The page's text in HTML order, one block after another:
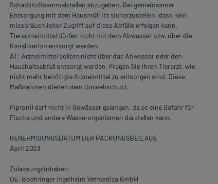
Schadstoffsammelstellen abzugeben. Bei gemeinsamer
Entsorgung mit dem Hausmüll ist sicherzustellen, dass kein
missbräuchlicher Zugriff auf diese Abfälle erfolgen kann.
Tierarzneimittel dürfen nicht mit dem Abwasser bzw. über die
Kanalisation entsorgt werden.
AT: Arzneimittel sollten nicht über das Abwasser oder den
Haushaltsabfall entsorgt werden. Fragen Sie Ihren Tierarzt, wie
nicht mehr benötigte Arzneimittel zu entsorgen sind. Diese
Maßnahmen dienen dem Umweltschutz.
Fipronil darf nicht in Gewässer gelangen, da es eine Gefahr für
Fische und andere Wasserorganismen darstellen kann.
GENEHMIGUNGSDATUM DER PACKUNGSBEILAGE
April 2023
Zulassungsinhaber:
DE: Boehringer Ingelheim Vetmedica GmbH